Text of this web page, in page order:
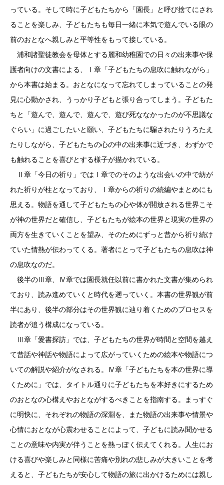
っている。そして時に子どもたちから「園長」と呼び捨てにされ
ることを楽しみ、子どもたちも毎日一緒に本気で遊んでいる眼の
前のおとなへ親しみと平等性をもって接している。
浦和諸聖徒教会を母体とする麗和幼稚園での日々の出来事や保
護者向けの文書による、Ⅰ章「子どもたちの息吹に触れながら」
から本書は始まる。おとなになって忘れてしまっていることの発
見に心動かされ、うっかり子どもと張り合ってしまう。子どもた
ちと「遊んで、遊んで、遊んで、遊び死ななかったのが不思議な
ぐらい」に過ごしたいと願い、子どもたちに騙されたりうろたえ
たりしながら、子どもたちの心の中の出来事に近づき、わずかで
も触れることを喜びとする様子が描かれている。
Ⅱ章「今日の祈り」ではⅠ章でのそのような出会いの中で紡が
れた祈りが柱となっており、Ⅰ章からの祈りの続編やまとめにも
思える。物語を通して子どもたちの心や体が開放される世界こそ
が神の世界だと確信し、子どもたちが絵本の世界と現実の世界の
両方を生きていくことを望み、そのためにずっと昔から祈り続け
ていた情熱が伝わってくる。著者にとって子どもたちの息吹は神
の息吹なのだ。
後半のⅢ章、Ⅳ章では園長就任以前に書かれた文書が集められ
ており、読み進めていくと時代を遡っていく。本書の世界観が前
半にあり、後半の部分はその世界観に辿り着くためのプロセスを
読者が追う構成になっている。
Ⅲ章「愛書探訪」では、子どもたちの世界が時間と空間を越え
て昔話や神話や物語によって広がっていくための絵本や物語につ
いての解説や紹介がなされる。Ⅳ章「子どもたちを本の世界に導
くために」では、タイトル通りに子どもたちを本好きにするため
のおとなの心構えやおとながするべきことを指南する。まっすぐ
に明快に、それぞれの物語の深淵を、また物語の出来事や情景や
心情におとなが心震わせることによって、子どもに読み聞かせる
ことの意味や内実が伴うことを熱っぽく伝えてくれる。人生にお
ける喜びや楽しみと同様に苦痛や別れの悲しみが大きいことを考
えると、子どもたちが安心して物語の旅に出かけるためには親し